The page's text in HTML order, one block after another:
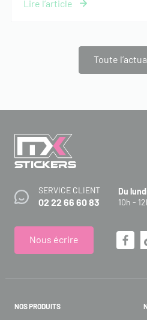
Toute
SERVICE CLIENT
02 22 66 60 83
Du
10h -
Nous écrire
NOS PRODUITS